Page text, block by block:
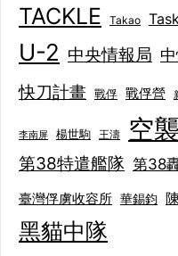
TACKLE Takao
U-2 中央情報局
快刀計畫 戰俘 戰俘營
李南屏 楊世駒 王濤 空
第38特遣艦隊 第38
臺灣俘虜收容所 華錫鈞
黑貓中隊